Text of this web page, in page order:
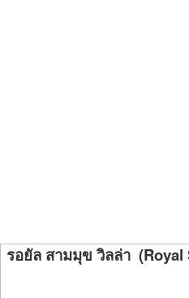
รอยัล สามมุข วิลล่า (Royal